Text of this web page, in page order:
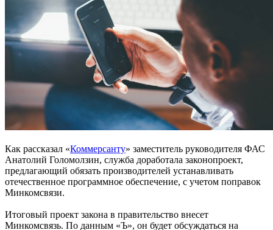
Как рассказал «Коммерсанту» заместитель руководителя ФАС
Анатолий Голомолзин, служба доработала законопроект,
предлагающий обязать производителей устанавливать
отечественное программное обеспечение, с учетом поправок
Минкомсвязи.
Итоговый проект закона в правительство внесет
Минкомсвязь. По данным «Ъ», он будет обсуждаться на